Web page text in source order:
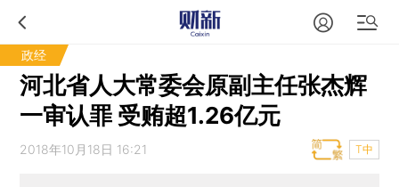
政经
河北省人大常委会原副主任张杰辉
一审认罪 受贿超1.26亿元
2018年10月18日 16:21 T中